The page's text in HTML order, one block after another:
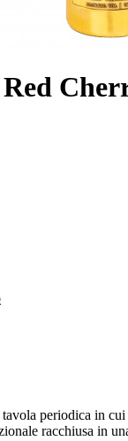
periodica in
racchiusa in